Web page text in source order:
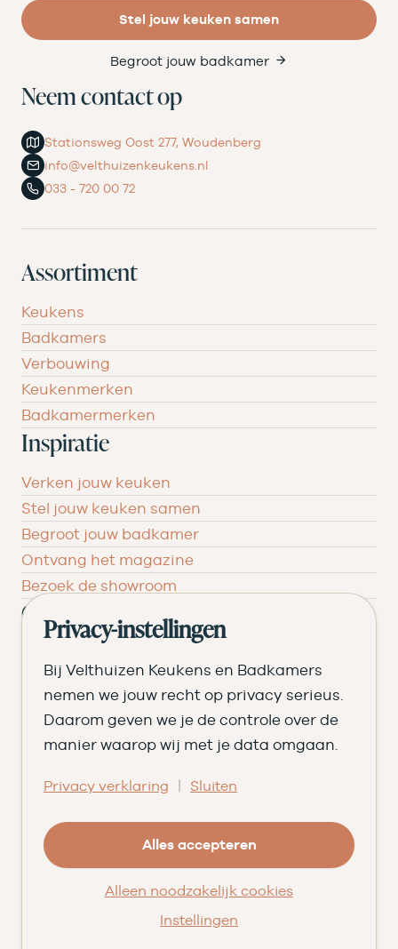
Stel jouw keuken samen
Begroot jouw badkamer
Neem contact op
Stationsweg Oost 277, Woudenberg
info@velthuizenkeukens.nl
033 - 720 00 72
Assortiment
Keukens
Badkamers
Verbouwing
Keukenmerken
Badkamermerken
Inspiratie
Verken jouw keuken
Stel jouw keuken samen
Begroot jouw badkamer
Ontvang het magazine
Bezoek de showroom
Ons verhaal
Team
Nieuws
Pluspunten
Openingstijden
09.00 tot 17.30
09.00 tot 17.30
Privacy-instellingen
Bij Velthuizen Keukens en Badkamers
nemen we jouw recht op privacy serieus.
Daarom geven we je de controle over de
manier waarop wij met je data omgaan.
Privacy verklaring | Sluiten
Alles accepteren
Alleen noodzakelijk cookies
Instellingen